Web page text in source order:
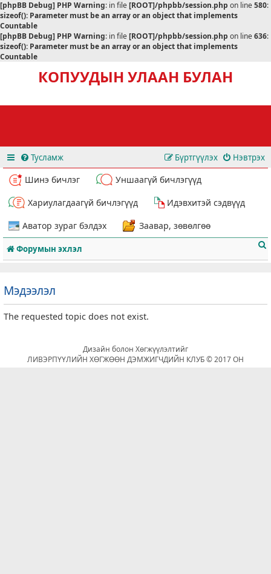
[phpBB Debug] PHP Warning: in file[ROOT]/phpbb/session.php on line580:
sizeof(): Parameter must be an array or an object that implements
Countable
[phpBB Debug] PHP Warning: in file[ROOT]/phpbb/session.php on line636:
sizeof(): Parameter must be an array or an object that implements
Countable
КОПУУДЫН УЛААН БУЛАН
Тусламж Нэвтрэх
Бүртгүүлэх
Шинэ бичлэг
Уншаагүй бичлэгүүд
Хариулагдаагүй бичлэгүүд
Идэвхитэй сэдвүүд
Аватор зураг бэлдэх
Заавар, зөвөлгөө
Форумын эхлэл
Мэдээлэл
The requested topic does not exist.
Дизайн болон Хөгжүүлэлтийг
ЛИВЭРПҮҮЛИЙН ХӨГЖӨӨН ДЭМЖИГЧДИЙН КЛУБ © 2017 ОН